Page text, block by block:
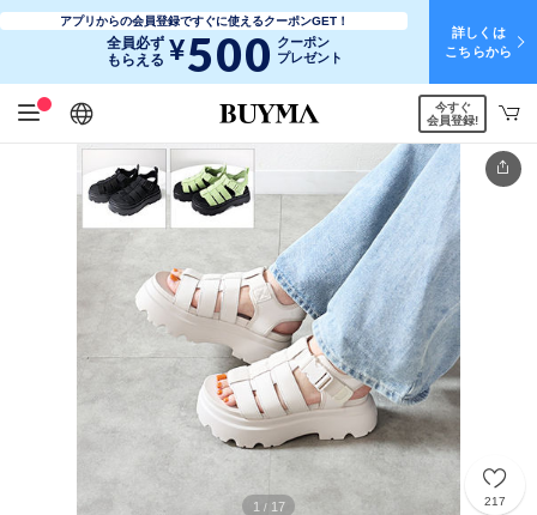
アプリからの会員登録ですぐに使えるクーポンGET！
全員必ず
もらえる ¥500 クーポン
プレゼント
詳しくは
こちらから
日本語
English
简体中文
繁體中文
今すぐ
会員登録!
1 / 17 217